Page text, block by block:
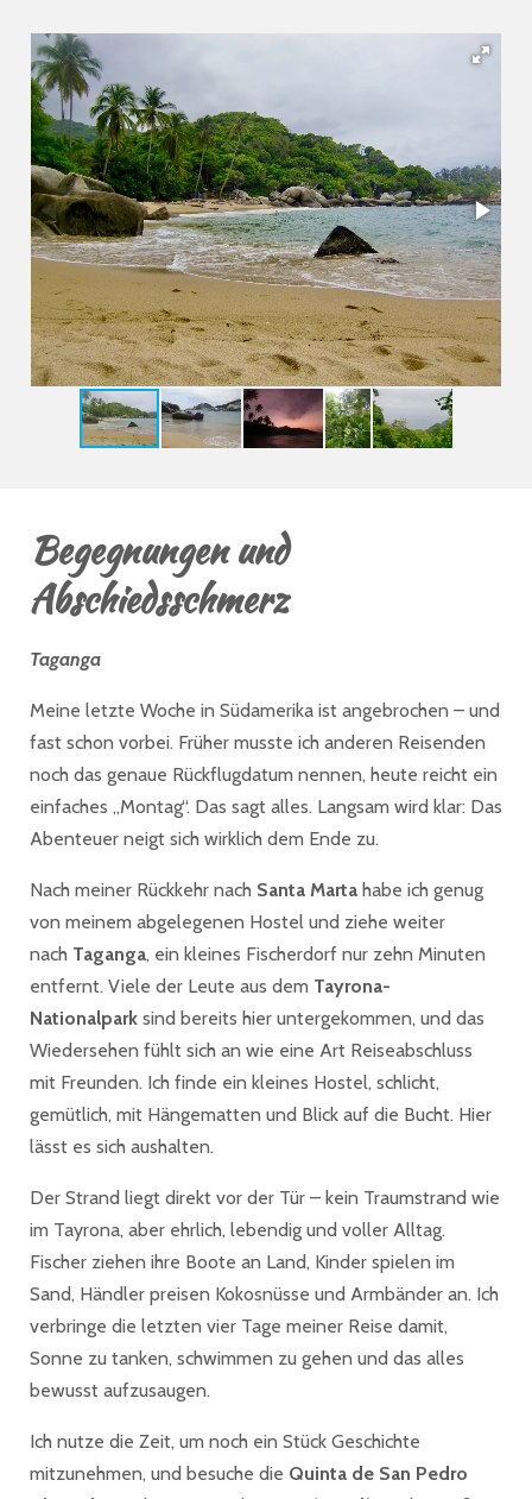
Begegnungen und
Abschiedsschmerz
Taganga
Meine letzte Woche in Südamerika ist angebrochen – und
fast schon vorbei. Früher musste ich anderen Reisenden
noch das genaue Rückflugdatum nennen, heute reicht ein
einfaches „Montag“. Das sagt alles. Langsam wird klar: Das
Abenteuer neigt sich wirklich dem Ende zu.
Nach meiner Rückkehr nach Santa Marta habe ich genug
von meinem abgelegenen Hostel und ziehe weiter
nach Taganga, ein kleines Fischerdorf nur zehn Minuten
entfernt. Viele der Leute aus dem Tayrona-
Nationalpark sind bereits hier untergekommen, und das
Wiedersehen fühlt sich an wie eine Art Reiseabschluss
mit Freunden. Ich finde ein kleines Hostel, schlicht,
gemütlich, mit Hängematten und Blick auf die Bucht. Hier
lässt es sich aushalten.
Der Strand liegt direkt vor der Tür – kein Traumstrand wie
im Tayrona, aber ehrlich, lebendig und voller Alltag.
Fischer ziehen ihre Boote an Land, Kinder spielen im
Sand, Händler preisen Kokosnüsse und Armbänder an. Ich
verbringe die letzten vier Tage meiner Reise damit,
Sonne zu tanken, schwimmen zu gehen und das alles
bewusst aufzusaugen.
Ich nutze die Zeit, um noch ein Stück Geschichte
mitzunehmen, und besuche die Quinta de San Pedro